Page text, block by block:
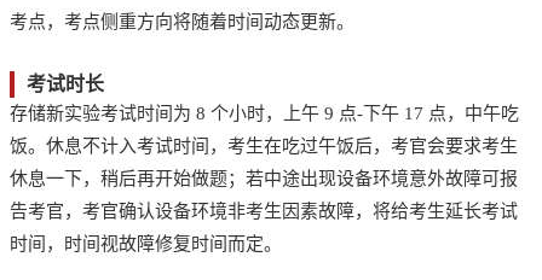
考点，考点侧重方向将随着时间动态更新。
考试时长
存储新实验考试时间为 8 个小时，上午 9 点-下午 17 点，中午吃
饭。休息不计入考试时间，考生在吃过午饭后，考官会要求考生
休息一下，稍后再开始做题；若中途出现设备环境意外故障可报
告考官，考官确认设备环境非考生因素故障，将给考生延长考试
时间，时间视故障修复时间而定。